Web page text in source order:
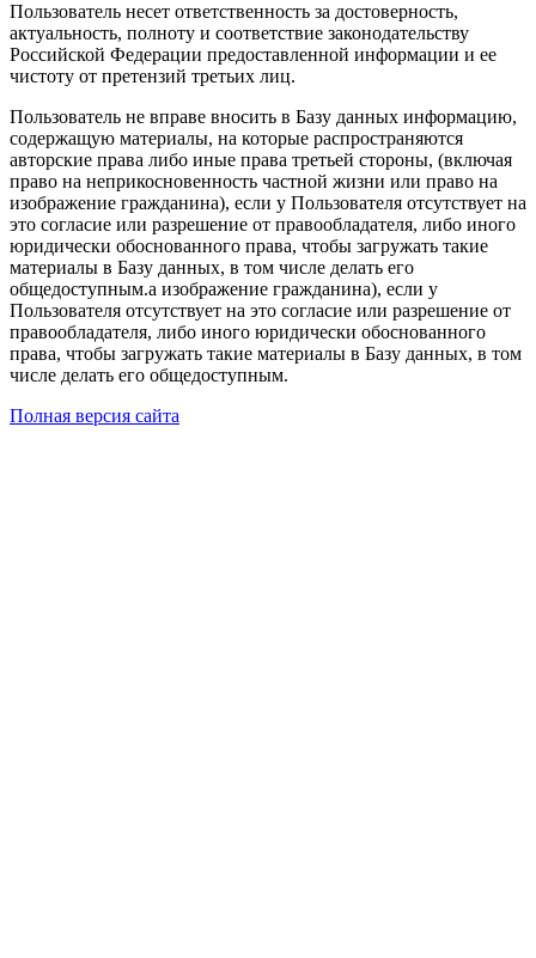
Пользователь несет ответственность за достоверность,
актуальность, полноту и соответствие законодательству
Российской Федерации предоставленной информации и ее
чистоту от претензий третьих лиц.
Пользователь не вправе вносить в Базу данных информацию,
содержащую материалы, на которые распространяются
авторские права либо иные права третьей стороны, (включая
право на неприкосновенность частной жизни или право на
изображение гражданина), если у Пользователя отсутствует на
это согласие или разрешение от правообладателя, либо иного
юридически обоснованного права, чтобы загружать такие
материалы в Базу данных, в том числе делать его
общедоступным.а изображение гражданина), если у
Пользователя отсутствует на это согласие или разрешение от
правообладателя, либо иного юридически обоснованного
права, чтобы загружать такие материалы в Базу данных, в том
числе делать его общедоступным.
Полная версия сайта